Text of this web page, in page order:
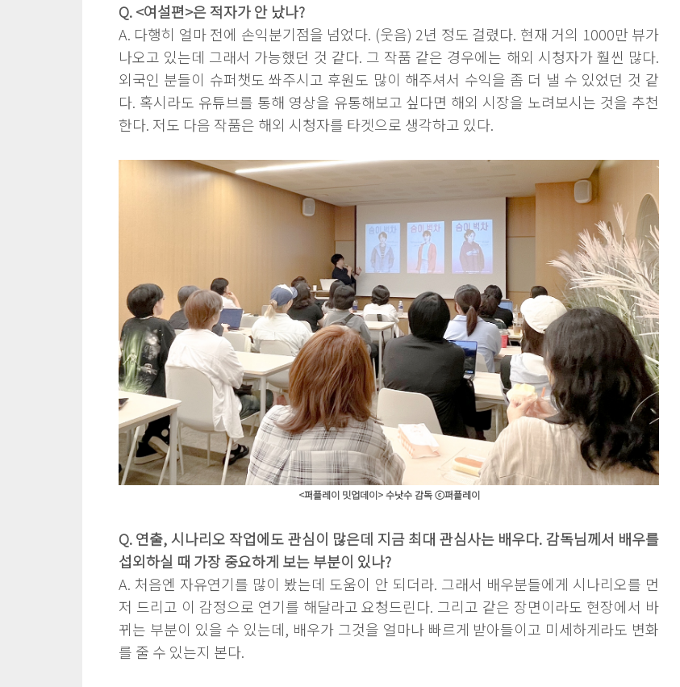
Q. <여설편>은 적자가 안 났나?
A. 다행히 얼마 전에 손익분기점을 넘었다. (웃음) 2년 정도 걸렸다. 현재 거의 1000만 뷰가
나오고 있는데 그래서 가능했던 것 같다. 그 작품 같은 경우에는 해외 시청자가 훨씬 많다.
외국인 분들이 슈퍼챗도 쏴주시고 후원도 많이 해주셔서 수익을 좀 더 낼 수 있었던 것 같
다. 혹시라도 유튜브를 통해 영상을 유통해보고 싶다면 해외 시장을 노려보시는 것을 추천
한다. 저도 다음 작품은 해외 시청자를 타겟으로 생각하고 있다.
<퍼플레이 밋업데이> 수낫수 감독 ⓒ퍼플레이
Q. 연출, 시나리오 작업에도 관심이 많은데 지금 최대 관심사는 배우다. 감독님께서 배우를
섭외하실 때 가장 중요하게 보는 부분이 있나?
A. 처음엔 자유연기를 많이 봤는데 도움이 안 되더라. 그래서 배우분들에게 시나리오를 먼
저 드리고 이 감정으로 연기를 해달라고 요청드린다. 그리고 같은 장면이라도 현장에서 바
뀌는 부분이 있을 수 있는데, 배우가 그것을 얼마나 빠르게 받아들이고 미세하게라도 변화
를 줄 수 있는지 본다.